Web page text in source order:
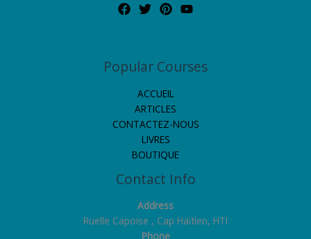
Popular Courses
ACCUEIL
ARTICLES
CONTACTEZ-NOUS
LIVRES
BOUTIQUE
Contact Info
Address
Ruelle Capoise , Cap Haïtien, HTI
Phone